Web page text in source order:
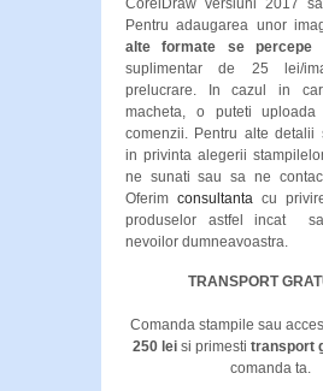
CorelDraw versiuni 2017
Pentru adaugarea unor
alte formate se percepe
suplimentar de 25 lei/
prelucrare. In cazul in
macheta, o puteti uploada
comenzii. Pentru alte detalii
in privinta alegerii
ne sunati sau sa ne
Oferim consultanta cu
produselor astfel incat
nevoilor dumneavoastra.
TRANSPORT
Comanda stampile sau
250 leisi primesti transport
comanda ta.